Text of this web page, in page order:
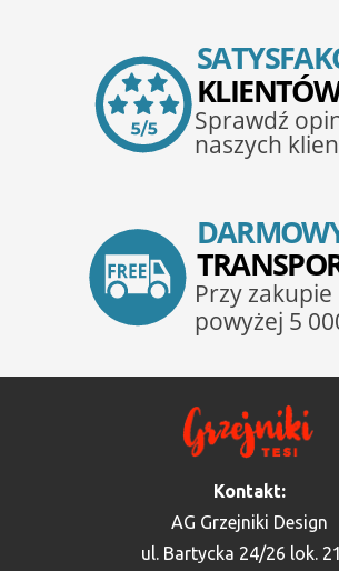
Kontakt:
AG Grzejniki Design
ul. Bartycka 24/26 lok.